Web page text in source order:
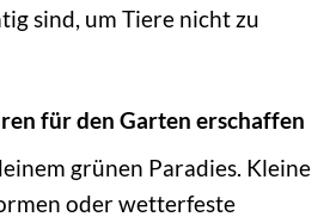
sind, um Tiere nicht zu
für den Garten erschaffen
grünen Paradies. Kleine
oder wetterfeste